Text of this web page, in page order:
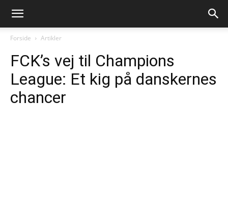
Forside Artikler
FCK’s vej til Champions
League: Et kig på danskernes
chancer